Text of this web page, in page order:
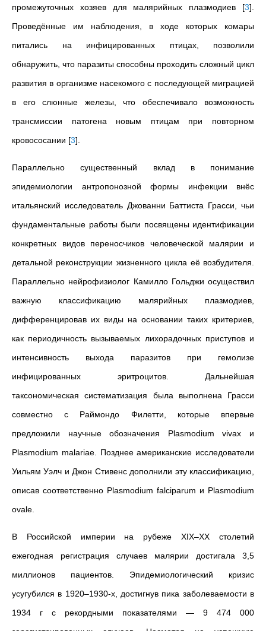
промежуточных хозяев для малярийных плазмодиев [3]
Проведённые им наблюдения, в ходе которых комары
питались на инфицированных птицах, позволили
обнаружить, что паразиты способны проходить сложный цикл
развития в организме насекомого с последующей миграцией
в его слюнные железы, что обеспечивало возможность
трансмиссии патогена новым птицам при повторном
кровососании [3]
Параллельно существенный вклад в понимание
эпидемиологии антропонозной формы инфекции внёс
итальянский исследователь Джованни Баттиста Грасси, чьи
фундаментальные работы были посвящены идентификации
конкретных видов переносчиков человеческой малярии и
детальной реконструкции жизненного цикла её возбудителя.
Параллельно нейрофизиолог Камилло Гольджи осуществил
важную классификацию малярийных плазмодиев,
дифференцировав их виды на основании таких критериев,
как периодичность вызываемых лихорадочных приступов и
интенсивность выхода паразитов при гемолизе
инфицированных эритроцитов. Дальнейшая
таксономическая систематизация была выполнена Грасси
совместно с Раймондо Филетти, которые впервые
предложили научные обозначения Plasmodium vivax и
Plasmodium malariae. Позднее американские исследователи
Уильям Уэлч и Джон Стивенс дополнили эту классификацию,
описав соответственно Plasmodium falciparum и Plasmodium
ovale.
В Российской империи на рубеже XIX–XX столетий
ежегодная регистрация случаев малярии достигала 3,5
миллионов пациентов. Эпидемиологический кризис
усугубился в 1920–1930-х, достигнув пика заболеваемости в
1934 г с рекордными показателями — 9 474 000